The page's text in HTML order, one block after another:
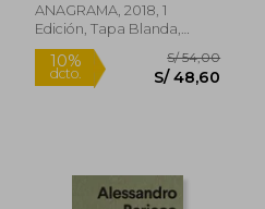
ANAGRAMA, 2018, 1
Edición, Tapa Blanda,
Nuevo Rápido